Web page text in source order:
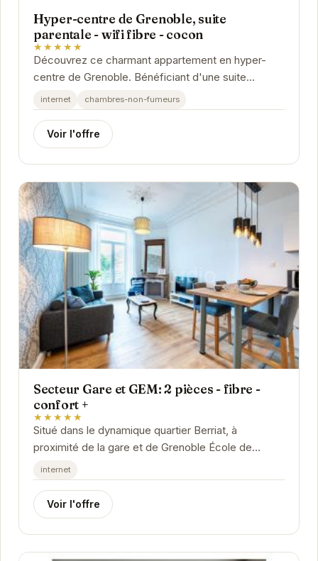
Hyper-centre de Grenoble, suite
parentale - wifi fibre - cocon
★★★★★
Découvrez ce charmant appartement en hyper-
centre de Grenoble. Bénéficiant d'une suite
parentale, d'une connexion wifi fibre et d'une
ambiance...
internet chambres-non-fumeurs
Voir l'offre
Secteur Gare et GEM: 2 pièces - fibre -
confort +
★★★★★
Situé dans le dynamique quartier Berriat, à
proximité de la gare et de Grenoble École de
Management, cet appartement deux pièces offre
un...
internet
Voir l'offre